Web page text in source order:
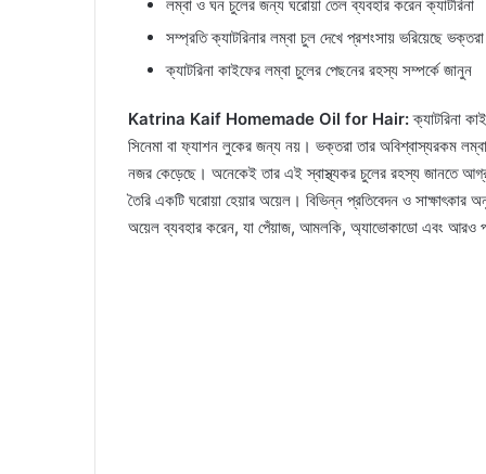
লম্বা ও ঘন চুলের জন্য ঘরোয়া তেল ব্যবহার করেন ক্যাটরিনা
সম্প্রতি ক্যাটরিনার লম্বা চুল দেখে প্রশংসায় ভরিয়েছে ভক্তরা
ক্যাটরিনা কাইফের লম্বা চুলের পেছনের রহস্য সম্পর্কে জানুন
Katrina Kaif Homemade Oil for Hair:ক্যাটরিনা
সিনেমা বা ফ্যাশন লুকের জন্য নয়। ভক্তরা তার অবিশ্বাস্যরকম
নজর কেড়েছে। অনেকেই তার এই স্বাস্থ্যকর চুলের রহস্য জানতে
তৈরি একটি ঘরোয়া হেয়ার অয়েল। বিভিন্ন প্রতিবেদন ও সাক্ষাৎকার
অয়েল ব্যবহার করেন, যা পেঁয়াজ, আমলকি, অ্যাভোকাডো এবং আরও